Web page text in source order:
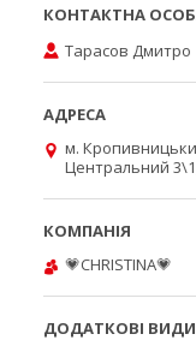
Тарасов Дмитро
м.
Центральний
💗CHRISTINA💗